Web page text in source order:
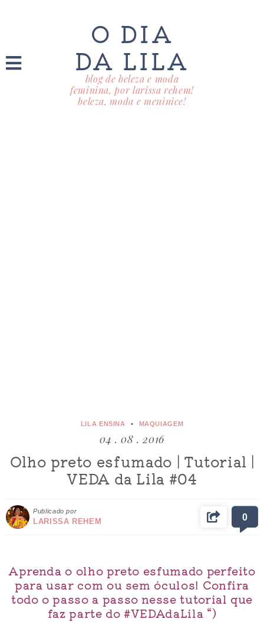
O DIA
DA LILA
blog de beleza e moda
feminina, por larissa rehem!
beleza, moda e meninice!
LILA ENSINA MAQUIAGEM
04 . 08 . 2016
Olho preto esfumado | Tutorial |
VEDA da Lila #04
Publicado por
LARISSA REHEM 0
Aprenda o olho preto esfumado perfeito
para usar com ou sem óculos! Confira
todo o passo a passo nesse tutorial que
faz parte do #VEDAdaLila “)